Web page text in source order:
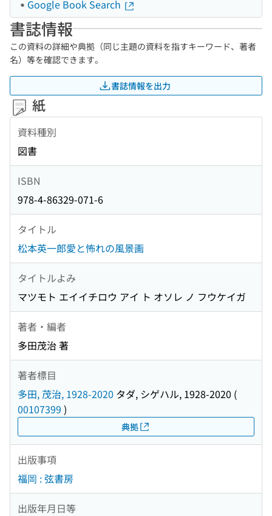
Google Book Search
書誌情報
この資料の詳細や典拠（同じ主題の資料を指すキーワード、著者
名）等を確認できます。
書誌情報を出力
紙
資料種別
図書
ISBN
978-4-86329-071-6
タイトル
松本英一郎愛と怖れの風景画
タイトルよみ
マツモト エイイチロウ アイ ト オソレ ノ フウケイガ
著者・編者
多田茂治 著
著者標目
多田, 茂治, 1928-2020 タダ, シゲハル, 1928-2020 (
00107399 )
典拠
出版事項
福岡 : 弦書房
出版年月日等